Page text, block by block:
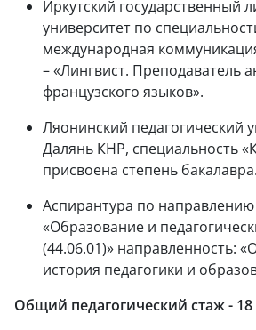
Иркутский государственный
университет по
международная
– «Лингвист. Преподаватель
французского языков».
Ляонинский педагогический
Далянь КНР, специальность
присвоена степень бакалавра.
Аспирантура по направлению
«Образование и
(44.06.01)» направленность:
история педагогики и
Общий педагогический стаж - 18